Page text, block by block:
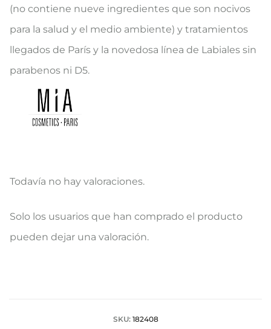
(no contiene nueve ingredientes que son nocivos
para la salud y el medio ambiente) y tratamientos
llegados de París y la novedosa línea de Labiales sin
parabenos ni D5.
V
a
Todavía no hay valoraciones.
Solo los usuarios que han comprado el producto
pueden dejar una valoración.
SKU: 182408